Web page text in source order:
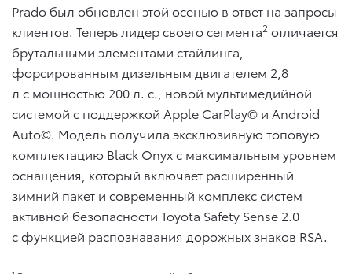
Prado был обновлен этой осенью в ответ на запросы
клиентов. Теперь лидер своего сегмента2 отличается
брутальными элементами стайлинга,
форсированным дизельным двигателем 2,8
л с мощностью 200 л. с., новой мультимедийной
системой с поддержкой Apple CarPlay© и Android
Auto©. Модель получила эксклюзивную топовую
комплектацию Black Onyx с максимальным уровнем
оснащения, который включает расширенный
зимний пакет и современный комплекс систем
активной безопасности Toyota Safety Sense 2.0
с функцией распознавания дорожных знаков RSA.